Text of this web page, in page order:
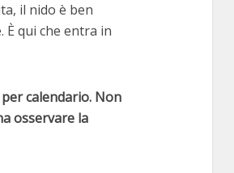
il nido è ben
È qui che entra in
calendario. Non
osservare la